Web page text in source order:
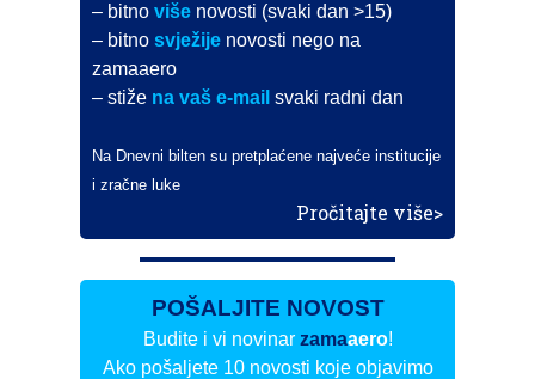
– bitnoviše novosti (svaki dan >15)
– bitnosvježije novosti nego na
zamaaero
– stiže na vaš e-mail svaki radni dan
Na Dnevni bilten su pretplaćene najveće institucije
i zračne luke
Pročitajte više>
POŠALJITE NOVOST
Budite i vi novinar zamaaero!
Ako pošaljete 10 novosti koje objavimo